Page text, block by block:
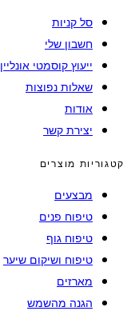
סל קניות
חשבון שלי
ייעוץ קוסמטי אונליין
שאלות נפוצות
אודות
יצירת קשר
קטגוריות מוצרים
מבצעים
טיפוח פנים
טיפוח גוף
טיפוח ושיקום שיער
מארזים
הגנה מהשמש